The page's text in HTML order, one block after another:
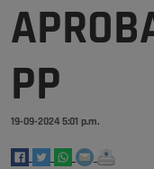
PP
19-09-2024 5:01 p.m.